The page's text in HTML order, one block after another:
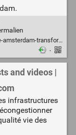
transformation/
·
and videos |
infrastructures
vie des